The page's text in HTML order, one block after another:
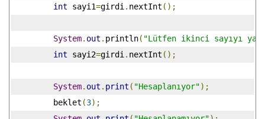
int sayi1=girdi. nextInt ();
System. out . println( "Lütfen ikinci sayıyı
int sayi2=girdi. nextInt ();
System. out . print ( "Hesaplanıyor");
	 beklet
(3);